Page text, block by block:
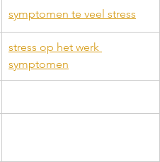
symptomen te veel stress
stress op het werk
symptomen